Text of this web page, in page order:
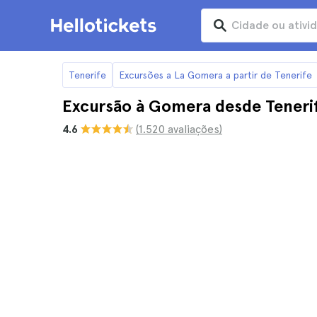
Tenerife Excursões a La Gomera a partir de Tenerife
Excursão à Gomera desde
4.6 (1.520 avaliações)